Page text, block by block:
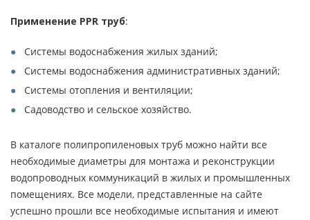
Применение PPR труб:
Системы водоснабжения жилых зданий;
Системы водоснабжения административных зданий;
Системы отопления и вентиляции;
Садоводство и сельское хозяйство.
В каталоге полипропиленовых труб можно найти все
необходимые диаметры для монтажа и реконструкции
водопроводных коммуникаций в жилых и промышленных
помещениях. Все модели, представленные на сайте
успешно прошли все необходимые испытания и имеют